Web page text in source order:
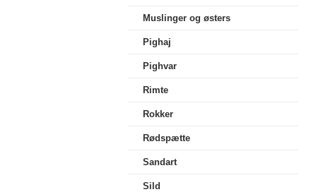
Muslinger og østers
Pighaj
Pighvar
Rimte
Rokker
Rødspætte
Sandart
Sild